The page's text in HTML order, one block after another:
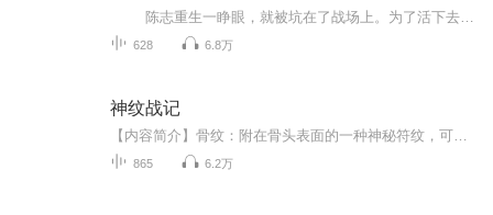
628 6.8万
神纹战记
865 6.2万